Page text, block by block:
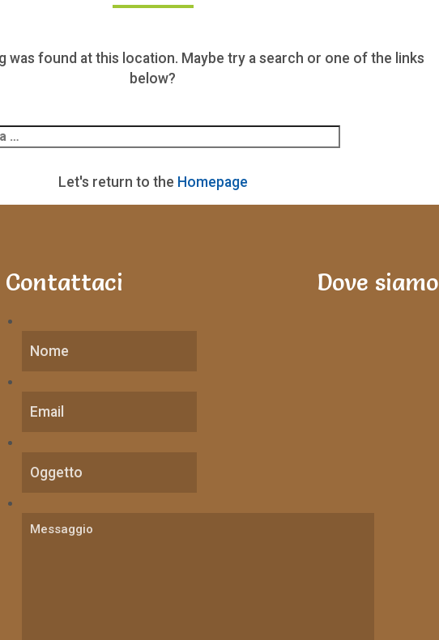
was found at this location. Maybe try a search or one of the links
below?
Let's return to the Homepage
Contattaci Dove siamo